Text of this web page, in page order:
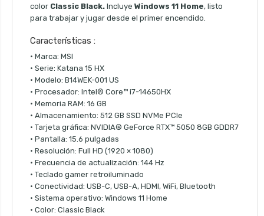
color Classic Black. Incluye Windows 11 Home, listo
para trabajar y jugar desde el primer encendido.
Características :
• Marca: MSI
• Serie: Katana 15 HX
• Modelo: B14WEK-001 US
• Procesador: Intel® Core™ i7-14650HX
• Memoria RAM: 16 GB
• Almacenamiento: 512 GB SSD NVMe PCIe
• Tarjeta gráfica: NVIDIA® GeForce RTX™ 5050 8GB GDDR7
• Pantalla: 15.6 pulgadas
• Resolución: Full HD (1920 × 1080)
• Frecuencia de actualización: 144 Hz
• Teclado gamer retroiluminado
• Conectividad: USB-C, USB-A, HDMI, WiFi, Bluetooth
• Sistema operativo: Windows 11 Home
• Color: Classic Black